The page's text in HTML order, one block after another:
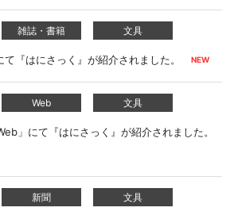
雑誌・書籍 文具
『はにさっく』が紹介されました。
Web 文具
」にて『はにさっく』が紹介されました。
新聞 文具